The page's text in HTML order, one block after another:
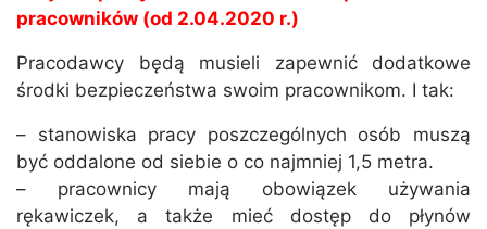
pracowników (od 2.04.2020 r.)
Pracodawcy będą musieli zapewnić dodatkowe
środki bezpieczeństwa swoim pracownikom. I tak:
– stanowiska pracy poszczególnych osób muszą
być oddalone od siebie o co najmniej 1,5 metra.
– pracownicy mają obowiązek używania
rękawiczek, a także mieć dostęp do płynów